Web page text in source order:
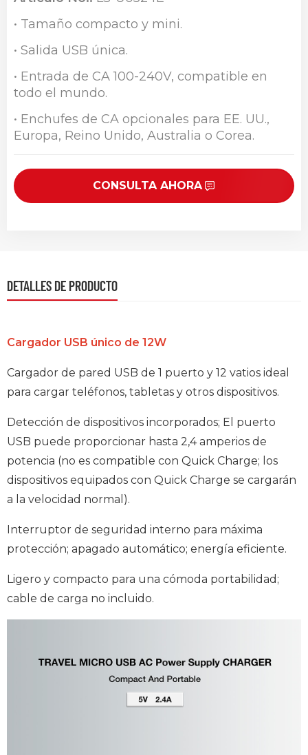
• Tamaño compacto y mini.
• Salida USB única.
• Entrada de CA 100-240V, compatible en
todo el mundo.
• Enchufes de CA opcionales para EE. UU.,
Europa, Reino Unido, Australia o Corea.
CONSULTA AHORA
DETALLES DE PRODUCTO
Cargador USB único de 12W
Cargador de pared USB de 1 puerto y 12 vatios ideal
para cargar teléfonos, tabletas y otros dispositivos.
Detección de dispositivos incorporados; El puerto
USB puede proporcionar hasta 2,4 amperios de
potencia (no es compatible con Quick Charge; los
dispositivos equipados con Quick Charge se cargarán
a la velocidad normal).
Interruptor de seguridad interno para máxima
protección; apagado automático; energía eficiente.
Ligero y compacto para una cómoda portabilidad;
cable de carga no incluido.